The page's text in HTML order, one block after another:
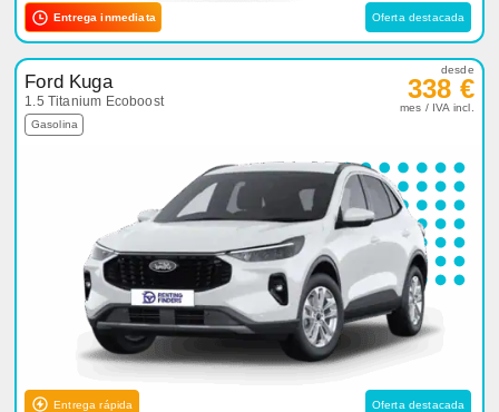
Entrega inmediata Oferta destacada
Ford Kuga
1.5 Titanium Ecoboost
Gasolina
desde
338 €
mes / IVA incl.
Entrega rápida Oferta destacada